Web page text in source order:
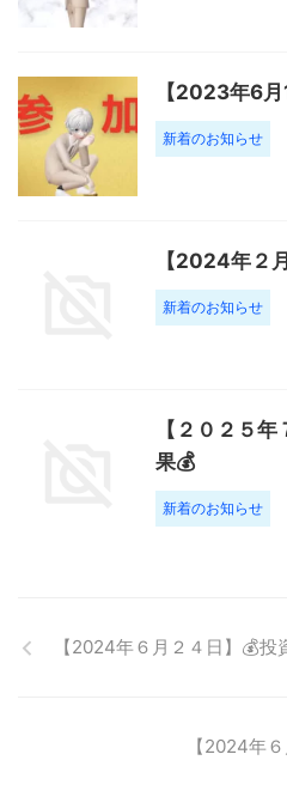
【2023年6
新着のお知らせ
【2024年２
新着のお知らせ
【２０２５
果💰
新着のお知らせ
【2024年６月２４日】💰投
【2024年